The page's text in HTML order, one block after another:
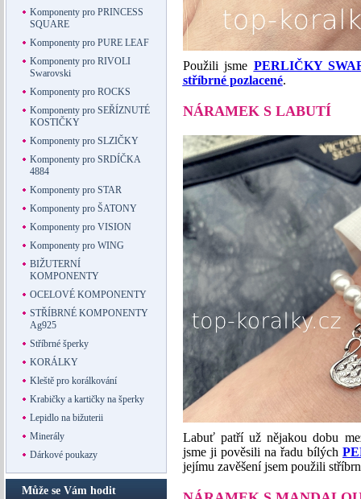
Komponenty pro PRINCESS
SQUARE
Komponenty pro PURE LEAF
Komponenty pro RIVOLI
Swarovski
Komponenty pro ROCKS
Komponenty pro SEŘÍZNUTÉ
KOSTIČKY
Komponenty pro SLZIČKY
Komponenty pro SRDÍČKA
4884
Komponenty pro STAR
Komponenty pro ŠATONY
Komponenty pro VISION
Komponenty pro WING
BIŽUTERNÍ
KOMPONENTY
OCELOVÉ KOMPONENTY
STŘÍBRNÉ KOMPONENTY
Ag925
Stříbrné šperky
KORÁLKY
Kleště pro korálkování
Krabičky a kartičky na šperky
Lepidlo na bižuterii
Minerály
Dárkové poukazy
Může se Vám hodit
Použili jsme PERLIČKY
stříbrné pozlacené.
NÁRAMEK S LABUTÍ
Labuť patří už nějakou dobu
jsme ji pověsili na řadu bílých
jejímu zavěšení jsem použili